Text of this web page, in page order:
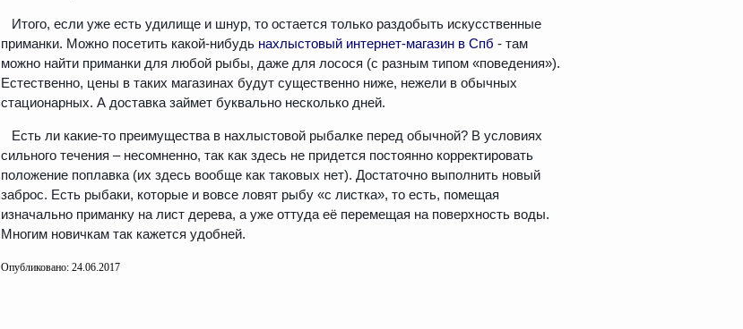
Итого, если уже есть удилище и шнур, то остается только раздобыть искусственные
приманки. Можно посетить какой-нибудь нахлыстовый интернет-магазин в Спб - там
можно найти приманки для любой рыбы, даже для лосося (с разным типом «поведения»).
Естественно, цены в таких магазинах будут существенно ниже, нежели в обычных
стационарных. А доставка займет буквально несколько дней.
Есть ли какие-то преимущества в нахлыстовой рыбалке перед обычной? В условиях
сильного течения – несомненно, так как здесь не придется постоянно корректировать
положение поплавка (их здесь вообще как таковых нет). Достаточно выполнить новый
заброс. Есть рыбаки, которые и вовсе ловят рыбу «с листка», то есть, помещая
изначально приманку на лист дерева, а уже оттуда её перемещая на поверхность воды.
Многим новичкам так кажется удобней.
Опубликовано: 24.06.2017